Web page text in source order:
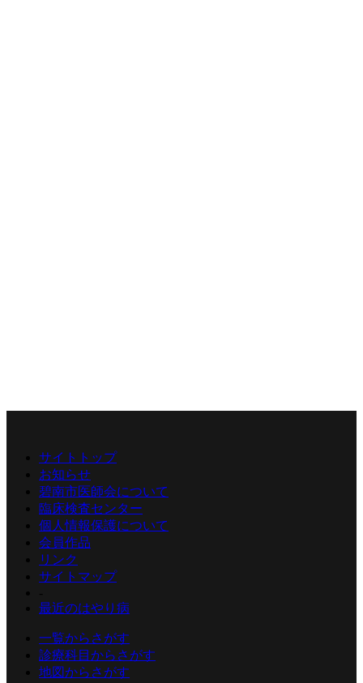
サイトトップ
お知らせ
碧南市医師会について
臨床検査センター
個人情報保護について
会員作品
リンク
サイトマップ
最近のはやり病
一覧からさがす
診療科目からさがす
地図からさがす